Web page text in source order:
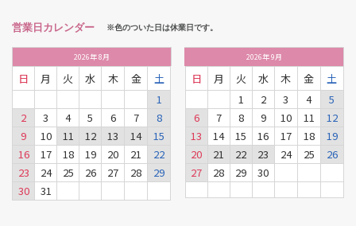
営業日カレンダー ※色のついた日は休業日です。
2026年8月
日 月 火 水 木 金
土
1
2
3 4 5 6 7
8
9
10 11 12 13 14
15
16
17 18 19 20 21
22
23
24 25 26 27 28
29
30
31
2026年9月
日 月 火 水 木 金
土
1
2 3 4
5
6
7 8 9 10 11
12
13
14 15 16 17 18
19
20
21 22 23 24 25
26
27
28 29 30